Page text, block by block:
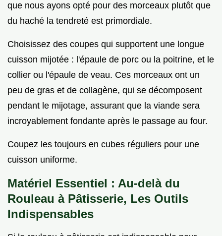
que nous ayons opté pour des morceaux plutôt que
du haché la tendreté est primordiale.
Choisissez des coupes qui supportent une longue
cuisson mijotée : l'épaule de porc ou la poitrine, et le
collier ou l'épaule de veau. Ces morceaux ont un
peu de gras et de collagène, qui se décomposent
pendant le mijotage, assurant que la viande sera
incroyablement fondante après le passage au four.
Coupez les toujours en cubes réguliers pour une
cuisson uniforme.
Matériel Essentiel : Au-delà du
Rouleau à Pâtisserie, Les Outils
Indispensables